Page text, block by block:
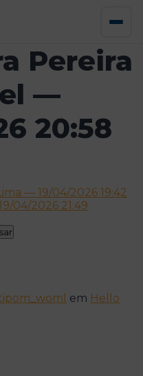
Pereira
—
20:58
— 19/04/2026 19:42
04/2026 21:49
em Hello